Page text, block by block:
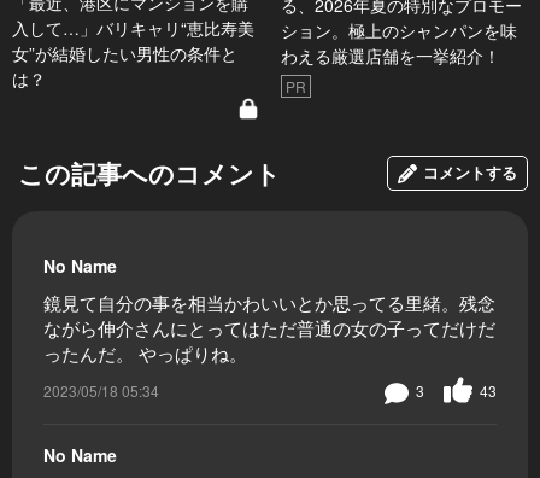
入して…」バリキャリ“恵比寿美
女”が結婚したい男性の条件と
は？
る、2026年夏の特別なプロモー
ション。極上のシャンパンを味
わえる厳選店舗を一挙紹介！
PR
この記事へのコメント コメントする
No Name
鏡見て自分の事を相当かわいいとか思ってる里緒。残念
ながら伸介さんにとってはただ普通の女の子ってだけだ
ったんだ。 やっぱりね。
2023/05/18 05:34 43
3
No Name